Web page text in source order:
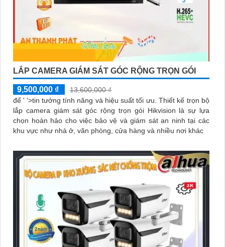
LẮP CAMERA GIÁM SÁT GÓC RỘNG TRỌN GÓI
9,500,000 ₫
13,600,000 ₫
để ' '>tin tưởng tính năng và hiệu suất tối ưu. Thiết kế trọn bộ
lắp camera giám sát góc rộng trọn gói Hikvision là sự lựa
chọn hoàn hảo cho việc bảo vệ và giám sát an ninh tại các
khu vực như nhà ở, văn phòng, cửa hàng và nhiều nơi khác